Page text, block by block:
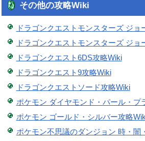
その他の攻略Wiki
ドラゴンクエストモンスターズ ジョ
ドラゴンクエストモンスターズ ジョ
ドラゴンクエスト6DS攻略Wiki
ドラゴンクエスト9攻略Wiki
ドラゴンクエストソード攻略Wiki
ポケモン ダイヤモンド・パール・プ
ポケモン ゴールド・シルバー攻略
ポケモン不思議のダンジョン 時・闇